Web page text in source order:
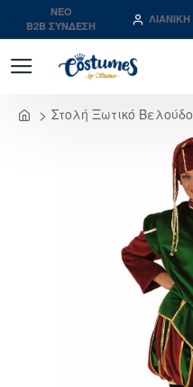
NEO
B2B ΣΥΝΔΕΣΗ
ΛΙΑΝΙΚΉ
Στολή Ξωτικό